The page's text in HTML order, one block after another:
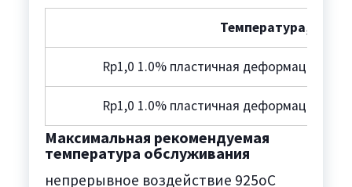
Температура,°C
Rp1,0 1.0% пластичная деформация
Rp1,0 1.0% пластичная деформация
Максимальная рекомендуемая
температура обслуживания
непрерывное воздействие 925oC